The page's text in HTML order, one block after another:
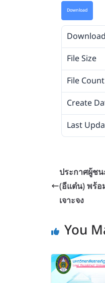
Download
Download
File Size
File Count
Create
Last
ประกาศผู้ช
(อีแต๋น) พร้อ
เจาะจง
You